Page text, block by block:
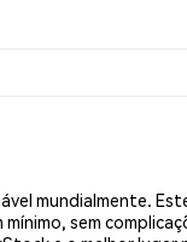
mundialmente.
sem